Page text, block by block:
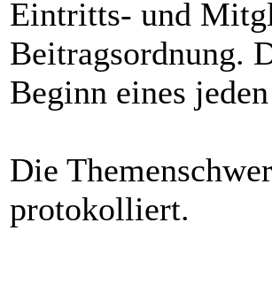
Eintritts- und
Beitragsordnung.
Beginn eines
Die
protokolliert.